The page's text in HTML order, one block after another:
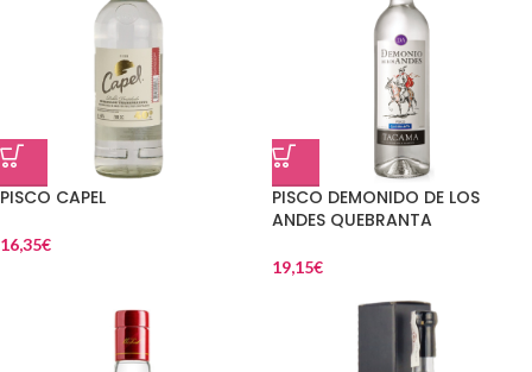
PISCO CAPEL
16,35€
PISCO DEMONIDO DE LOS
ANDES QUEBRANTA
19,15€